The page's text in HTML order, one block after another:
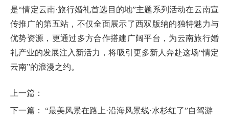
是“情定云南·旅行婚礼首选目的地”主题系列活动在云南宣
传推广的第五站，不仅全面展示了西双版纳的独特魅力与
优势资源，更通过多方合作搭建广阔平台，为云南旅行婚
礼产业的发展注入新活力，将吸引更多新人奔赴这场“情定
云南”的浪漫之约。
上一篇：
下一篇： “最美风景在路上·沿海风景线·水杉红了”自驾游